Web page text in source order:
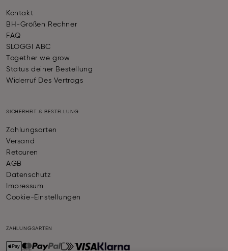
Kontakt
BH-Größen Rechner
FAQ
SLOGGI ABC
Together we grow
Status deiner Bestellung
Widerruf Des Vertrags
SICHERHEIT & BESTELLUNG
Zahlungsarten
Versand
Retouren
AGB
Datenschutz
Impressum
Cookie-Einstellungen
ZAHLUNGSARTEN